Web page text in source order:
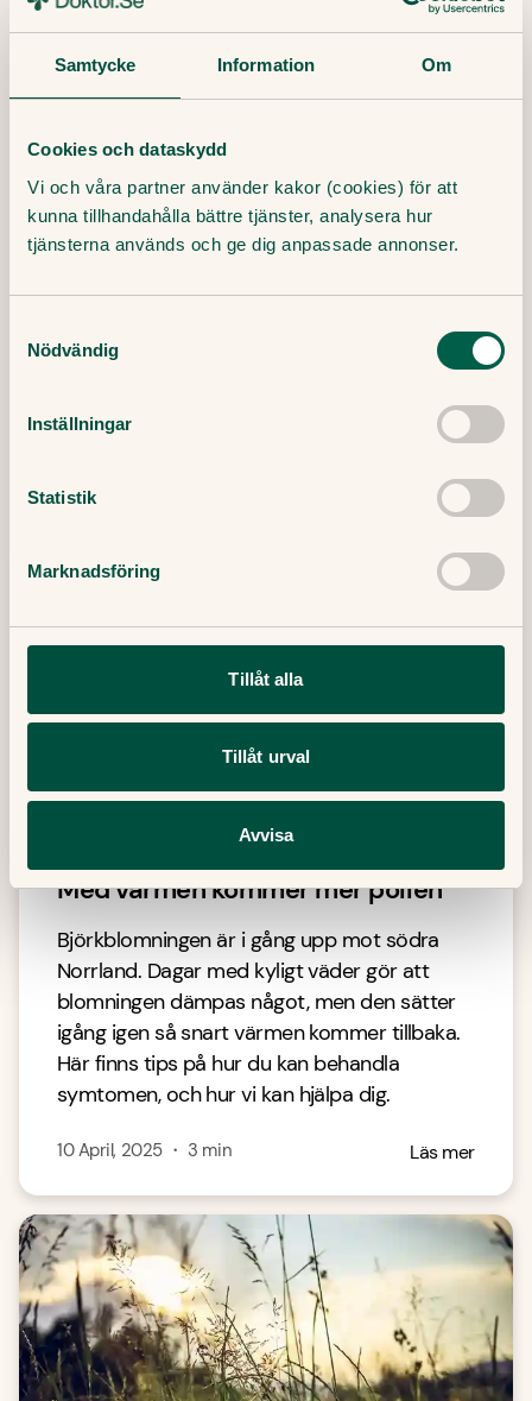
Samtycke Information Om
Cookies och dataskydd
Vi och våra partner använder kakor (cookies) för att
kunna tillhandahålla bättre tjänster, analysera hur
tjänsterna används och ge dig anpassade annonser.
Nödvändig
Inställningar
Statistik
Marknadsföring
Tillåt alla
Tillåt urval
Avvisa
Pollen Season Trends (1973-2013) in Stockholm Area,
Sweden
Så lindrar du din pollenallergi - DN.se
Redaktör:
Granskare:
Filip Saxena Leg läkare, specialist i allmänmedicin
24 April, 2024
Med värmen kommer mer pollen
Björkblomningen är i gång upp mot södra
Norrland. Dagar med kyligt väder gör att
blomningen dämpas något, men den sätter
igång igen så snart värmen kommer tillbaka.
Här finns tips på hur du kan behandla
symtomen, och hur vi kan hjälpa dig.
10 April, 2025・ 3 min Läs mer